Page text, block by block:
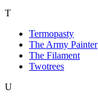
T
Termopasty
The Army Painter
The Filament
Twotrees
U